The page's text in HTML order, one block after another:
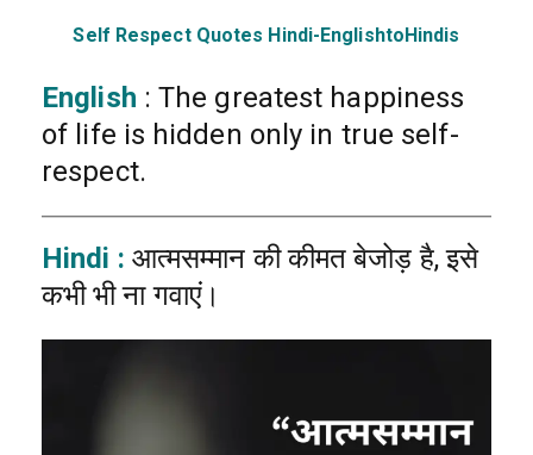
Self Respect Quotes Hindi-EnglishtoHindis
English : The greatest happiness
of life is hidden only in true self-
respect.
Hindi : आत्मसम्मान की कीमत बेजोड़ है, इसे
कभी भी ना गवाएं।